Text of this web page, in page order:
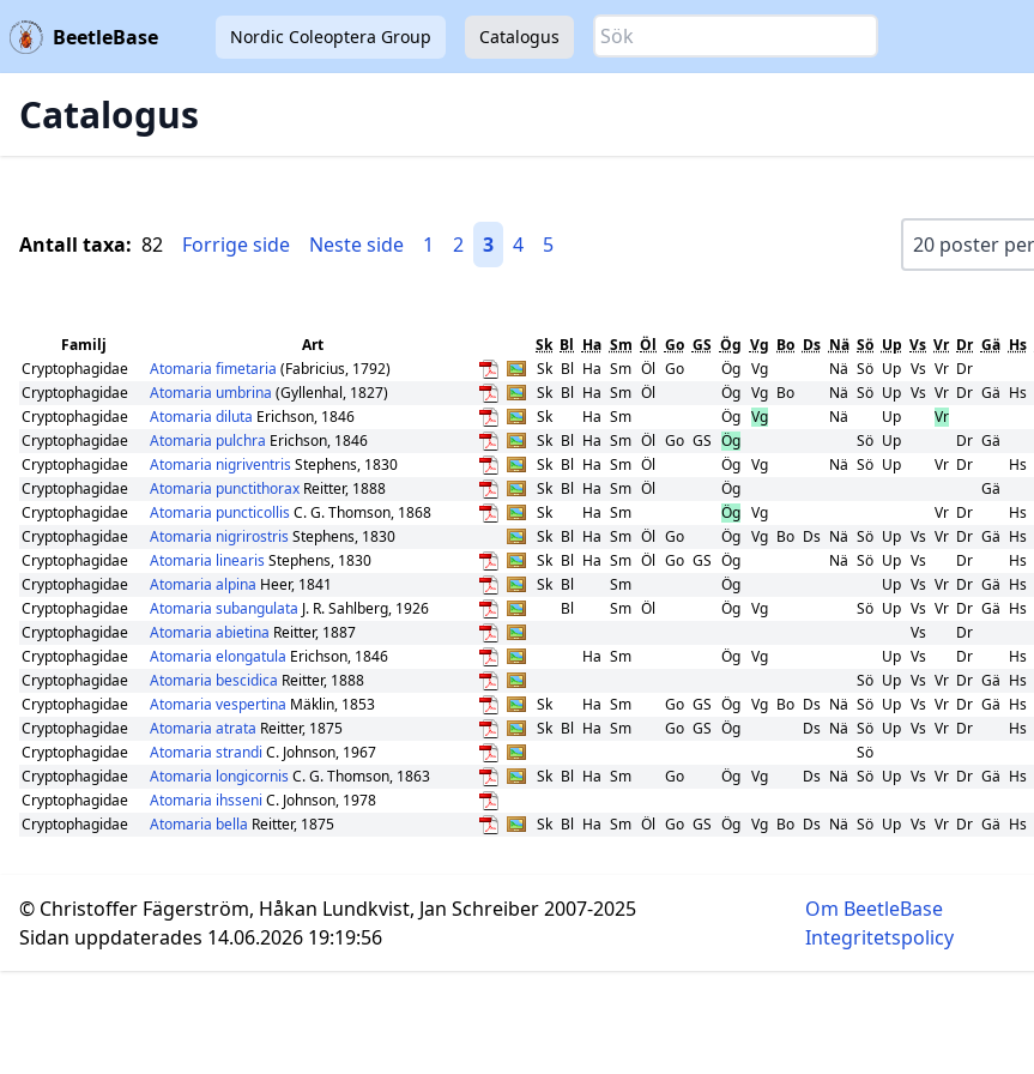
BeetleBase Nordic Coleoptera Group Catalogus Sök
Catalogus
Antall taxa: 82 Forrige side Neste side 1 2 3 4 5
Familj Art Sk Bl Ha Sm Öl Go GS Ög Vg Bo Ds Nä Sö Up Vs Vr Dr Gä Hs
Cryptophagidae
Atomaria fimetaria (Fabricius, 1792) Sk Bl Ha Sm Öl Go Ög Vg Nä Sö Up Vs Vr Dr
Cryptophagidae
Atomaria umbrina (Gyllenhal, 1827) Sk Bl Ha Sm Öl Ög Vg Bo Nä Sö Up Vs Vr Dr Gä Hs
Cryptophagidae
Atomaria diluta Erichson, 1846 Sk Ha Sm Ög Vg Nä Up Vr
Cryptophagidae
Atomaria pulchra Erichson, 1846 Sk Bl Ha Sm Öl Go GS Ög Sö Up Dr Gä
Cryptophagidae
Atomaria nigriventris Stephens, 1830 Sk Bl Ha Sm Öl Ög Vg Nä Sö Up Vr Dr Hs
Cryptophagidae
Atomaria punctithorax Reitter, 1888 Sk Bl Ha Sm Öl Ög Gä
Cryptophagidae
Atomaria puncticollis C. G. Thomson, 1868 Sk Ha Sm Ög Vg Vr Dr Hs
Cryptophagidae
Atomaria nigrirostris Stephens, 1830 Sk Bl Ha Sm Öl Go Ög Vg Bo Ds Nä Sö Up Vs Vr Dr Gä Hs
Cryptophagidae
Atomaria linearis Stephens, 1830 Sk Bl Ha Sm Öl Go GS Ög Nä Sö Up Vs Dr Hs
Cryptophagidae
Atomaria alpina Heer, 1841 Sk Bl Sm Ög Up Vs Vr Dr Gä Hs
Cryptophagidae
Atomaria subangulata J. R. Sahlberg, 1926 Bl Sm Öl Ög Vg Sö Up Vs Vr Dr Gä Hs
Cryptophagidae
Atomaria abietina Reitter, 1887 Vs Dr
Cryptophagidae
Atomaria elongatula Erichson, 1846 Ha Sm Ög Vg Up Vs Dr Hs
Cryptophagidae
Atomaria bescidica Reitter, 1888 Sö Up Vs Vr Dr Gä Hs
Cryptophagidae
Atomaria vespertina Mäklin, 1853 Sk Ha Sm Go GS Ög Vg Bo Ds Nä Sö Up Vs Vr Dr Gä Hs
Cryptophagidae
Atomaria atrata Reitter, 1875 Sk Bl Ha Sm Go GS Ög Ds Nä Sö Up Vs Vr Dr Hs
Cryptophagidae
Atomaria strandi C. Johnson, 1967 Sö
Cryptophagidae
Atomaria longicornis C. G. Thomson, 1863 Sk Bl Ha Sm Go Ög Vg Ds Nä Sö Up Vs Vr Dr Gä Hs
Cryptophagidae
Atomaria ihsseni C. Johnson, 1978
Cryptophagidae
Atomaria bella Reitter, 1875 Sk Bl Ha Sm Öl Go GS Ög Vg Bo Ds Nä Sö Up Vs Vr Dr Gä Hs
© Christoffer Fägerström, Håkan Lundkvist, Jan Schreiber 2007-2025
Sidan uppdaterades 14.06.2026 19:19:56
Om BeetleBase
Integritetspolicy